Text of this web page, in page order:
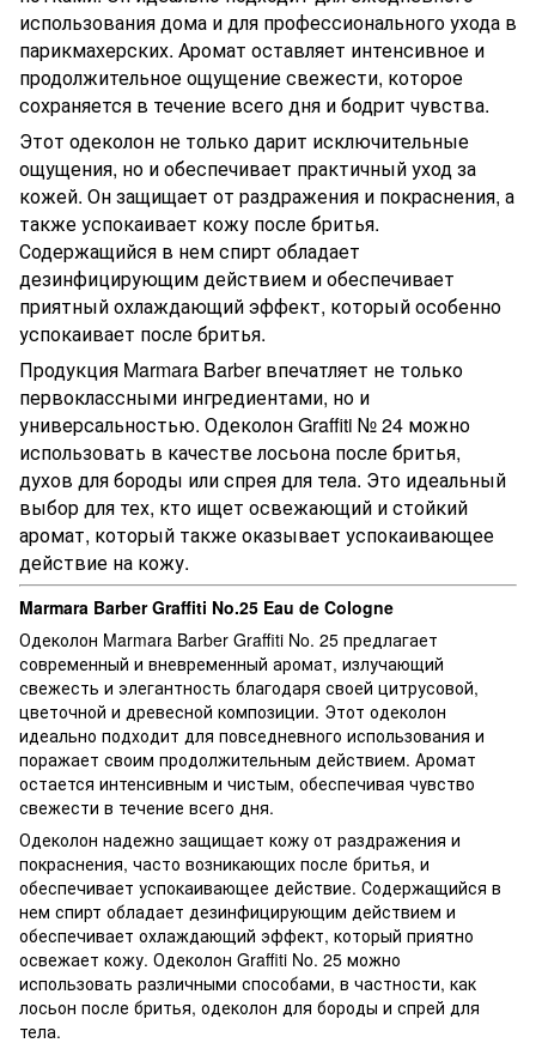
использования дома и для профессионального ухода в
парикмахерских. Аромат оставляет интенсивное и
продолжительное ощущение свежести, которое
сохраняется в течение всего дня и бодрит чувства.
Этот одеколон не только дарит исключительные
ощущения, но и обеспечивает практичный уход за
кожей. Он защищает от раздражения и покраснения, а
также успокаивает кожу после бритья.
Содержащийся в нем спирт обладает
дезинфицирующим действием и обеспечивает
приятный охлаждающий эффект, который особенно
успокаивает после бритья.
Продукция Marmara Barber впечатляет не только
первоклассными ингредиентами, но и
универсальностью. Одеколон Graffiti № 24 можно
использовать в качестве лосьона после бритья,
духов для бороды или спрея для тела. Это идеальный
выбор для тех, кто ищет освежающий и стойкий
аромат, который также оказывает успокаивающее
действие на кожу.
Marmara Barber Graffiti No.25 Eau de Cologne
Одеколон Marmara Barber Graffiti No. 25 предлагает
современный и вневременный аромат, излучающий
свежесть и элегантность благодаря своей цитрусовой,
цветочной и древесной композиции. Этот одеколон
идеально подходит для повседневного использования и
поражает своим продолжительным действием. Аромат
остается интенсивным и чистым, обеспечивая чувство
свежести в течение всего дня.
Одеколон надежно защищает кожу от раздражения и
покраснения, часто возникающих после бритья, и
обеспечивает успокаивающее действие. Содержащийся в
нем спирт обладает дезинфицирующим действием и
обеспечивает охлаждающий эффект, который приятно
освежает кожу. Одеколон Graffiti No. 25 можно
использовать различными способами, в частности, как
лосьон после бритья, одеколон для бороды и спрей для
тела.